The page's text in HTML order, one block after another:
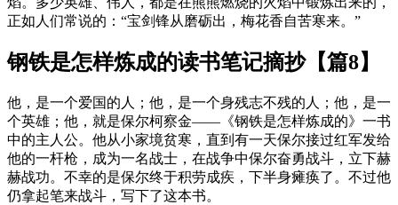
正如人们常说的：“宝剑锋从磨砺出，梅花香自苦寒来。”
钢铁是怎样炼成的读书笔记摘抄【篇8】
他，是一个爱国的人；他，是一个身残志不残的人；他，是一
个英雄；他，就是保尔柯察金——《钢铁是怎样炼成的》一书
中的主人公。他从小家境贫寒，直到有一天保尔接过红军发给
他的一杆枪，成为一名战士，在战争中保尔奋勇战斗，立下赫
赫战功。不幸的是保尔终于积劳成疾，下半身瘫痪了。不过他
仍拿起笔来战斗，写下了这本书。